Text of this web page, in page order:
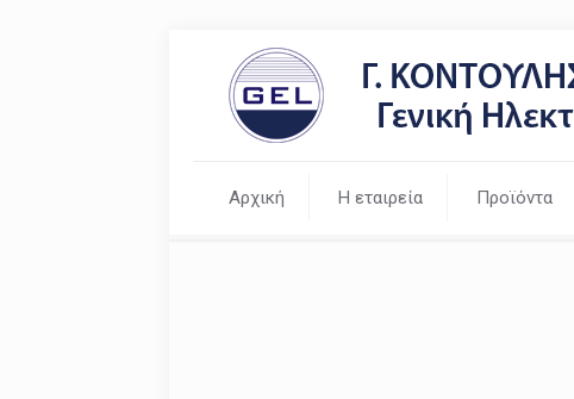
Αρχική Η εταιρεία Προϊόντα